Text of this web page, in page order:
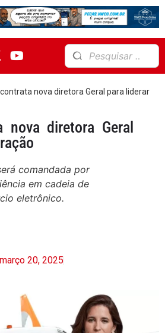
nova diretora Geral para liderar
nova diretora Geral
comandada por
em cadeia de
eletrônico.
20, 2025